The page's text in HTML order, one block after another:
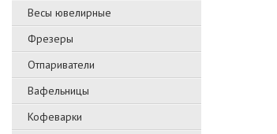
Весы ювелирные
Фрезеры
Отпариватели
Вафельницы
Кофеварки